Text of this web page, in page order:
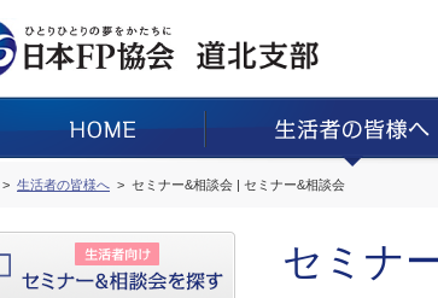
生活者の皆様へ セミナー&相談会 | セミナー&相談会
セミナ